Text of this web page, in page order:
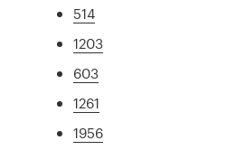
514
1203
603
1261
1956